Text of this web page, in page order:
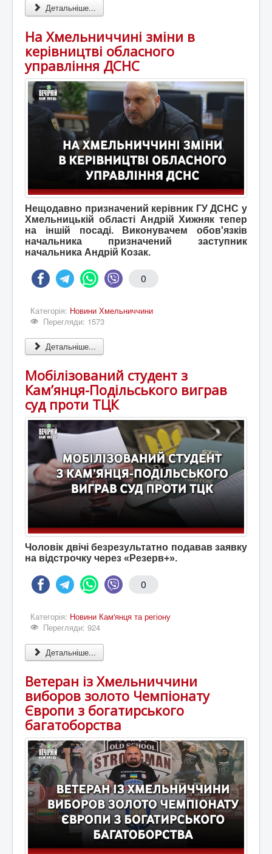
Детальніше...
На Хмельниччині зміни в
керівництві обласного
управління ДСНС
Нещодавно призначений керівник ГУ ДСНС у
Хмельницькій області Андрій Хижняк тепер
на іншій посаді. Виконувачем обов'язків
начальника призначений заступник
начальника Андрій Козак.
0
Категорія: Новини Хмельниччини
Перегляди: 1573
Детальніше...
Мобілізований студент з
Кам’янця-Подільського виграв
суд проти ТЦК
Чоловік двічі безрезультатно подавав заявку
на відстрочку через «Резерв+».
0
Категорія: Новини Кам'янця та регіону
Перегляди: 924
Детальніше...
Ветеран із Хмельниччини
виборов золото Чемпіонату
Європи з богатирського
багатоборства